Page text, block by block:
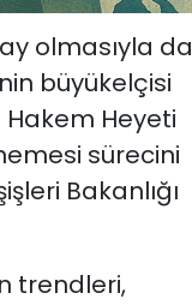
olmasıyla da
büyükelçisi
Hakem Heyeti
sürecini
Bakanlığı
trendleri,